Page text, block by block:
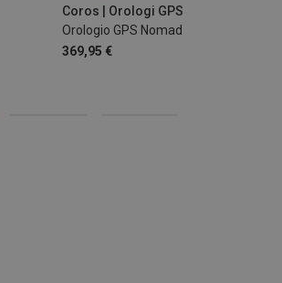
Coros | Orologi GPS
Orologio GPS Nomad
369,95 €